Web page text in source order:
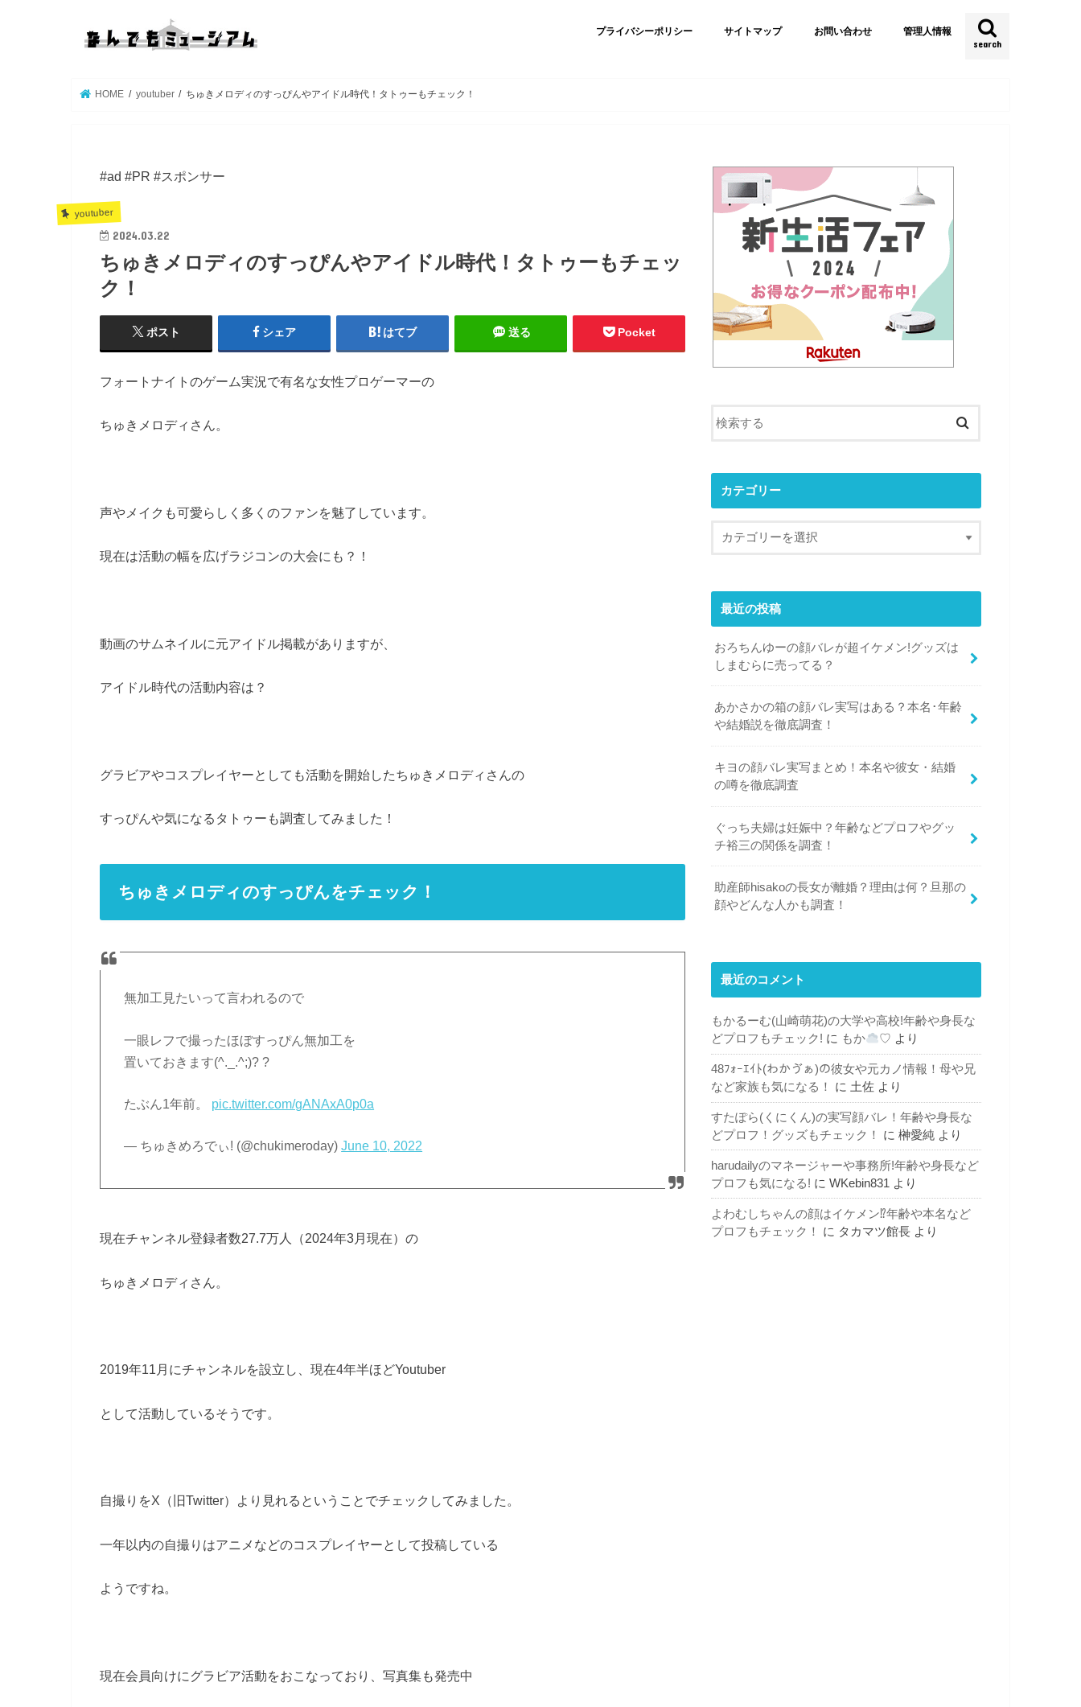
search
プライバシーポリシー サイトマップ お問い合わせ 管理人情報
HOME youtuber ちゅきメロディのすっぴんやアイドル時代！タトゥーもチェック！
#ad #PR #スポンサー
youtuber
2024.03.22
ちゅきメロディのすっぴんやアイドル時代！タトゥーもチェッ
ク！
ポスト シェア はてブ 送る Pocket
フォートナイトのゲーム実況で有名な女性プロゲーマーの
ちゅきメロディさん。
声やメイクも可愛らしく多くのファンを魅了しています。
現在は活動の幅を広げラジコンの大会にも？！
動画のサムネイルに元アイドル掲載がありますが、
アイドル時代の活動内容は？
グラビアやコスプレイヤーとしても活動を開始したちゅきメロディさんの
すっぴんや気になるタトゥーも調査してみました！
ちゅきメロディのすっぴんをチェック！
無加工見たいって言われるので
一眼レフで撮ったほぼすっぴん無加工を
置いておきます(^._.^;)? ?
たぶん1年前。 pic.twitter.com/gANAxA0p0a
— ちゅきめろでぃ! (@chukimeroday)June 10, 2022
現在チャンネル登録者数27.7万人（2024年3月現在）の
ちゅきメロディさん。
2019年11月にチャンネルを設立し、現在4年半ほどYoutuber
として活動しているそうです。
自撮りをX（旧Twitter）より見れるということでチェックしてみました。
一年以内の自撮りはアニメなどのコスプレイヤーとして投稿している
ようですね。
現在会員向けにグラビア活動をおこなっており、写真集も発売中
カテゴリー
最近の投稿
おろちんゆーの顔バレが超イケメン!グッズは
しまむらに売ってる？
あかさかの箱の顔バレ実写はある？本名･年齢
や結婚説を徹底調査！
キヨの顔バレ実写まとめ！本名や彼女・結婚
の噂を徹底調査
ぐっち夫婦は妊娠中？年齢などプロフやグッ
チ裕三の関係を調査！
助産師hisakoの長女が離婚？理由は何？旦那の
顔やどんな人かも調査！
最近のコメント
もかるーむ(山崎萌花)の大学や高校!年齢や身長な
どプロフもチェック! に もか ♡ より
48ﾌｫｰｴｲﾄ(わかゔぁ)の彼女や元カノ情報！母や兄
など家族も気になる！
に 土佐 より
すたぽら(くにくん)の実写顔バレ！年齢や身長な
どプロフ！グッズもチェック！
に 榊愛純 より
harudailyのマネージャーや事務所!年齢や身長など
プロフも気になる! に WKebin831 より
よわむしちゃんの顔はイケメン⁉年齢や本名など
プロフもチェック！
に タカマツ館長 より